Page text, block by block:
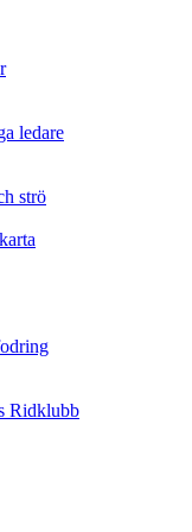
ledare
strö
Ridklubb